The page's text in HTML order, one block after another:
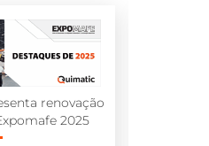
renovação
2025